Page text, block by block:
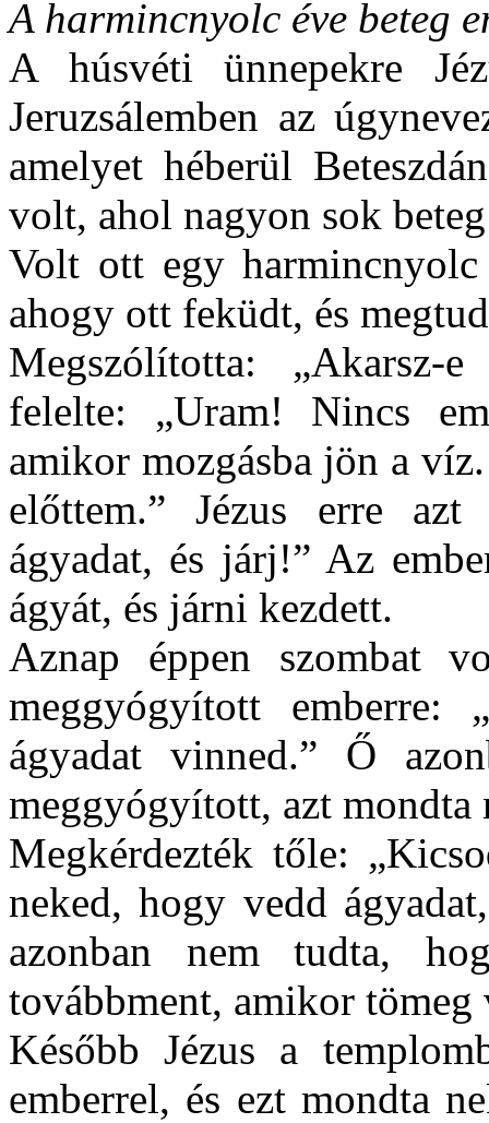
A harmincnyolc éve beteg
A húsvéti ünnepekre
Jeruzsálemben az
amelyet héberül
volt, ahol nagyon sok
Volt ott egy harmincnyolc
ahogy ott feküdt, és
Megszólította: „Akarsz-
felelte: „Uram! Nincs
amikor mozgásba jön a
előttem.” Jézus erre
ágyadat, és járj!” Az
ágyát, és járni kezdett.
Aznap éppen szombat
meggyógyított emberre:
ágyadat vinned.” Ő
meggyógyított, azt mondta
Megkérdezték tőle:
neked, hogy vedd
azonban nem tudta,
továbbment, amikor tömeg
Később Jézus a
emberrel, és ezt mondta